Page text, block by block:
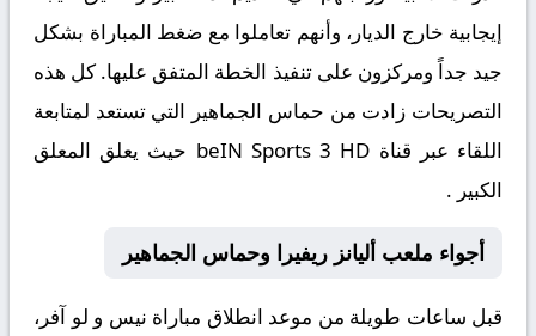
إيجابية خارج الديار، وأنهم تعاملوا مع ضغط المباراة بشكل
جيد جداً ومركزون على تنفيذ الخطة المتفق عليها. كل هذه
التصريحات زادت من حماس الجماهير التي تستعد لمتابعة
اللقاء عبر قناة beIN Sports 3 HD حيث يعلق المعلق
الكبير .
أجواء ملعب أليانز ريفيرا وحماس الجماهير
قبل ساعات طويلة من موعد انطلاق مباراة نيس و لو آفر ،